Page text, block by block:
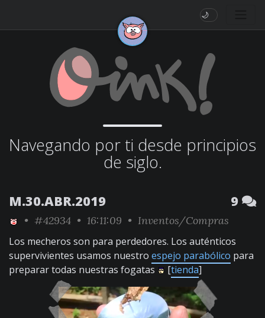
🌙
Navegando por ti desde principios
de siglo.
M.30.ABR.2019 9
• #42934 • 16:11:09 • Inventos/Compras
Los mecheros son para perdedores. Los auténticos
supervivientes usamos nuestro espejo parabólico para
preparar todas nuestras fogatas
[tienda]